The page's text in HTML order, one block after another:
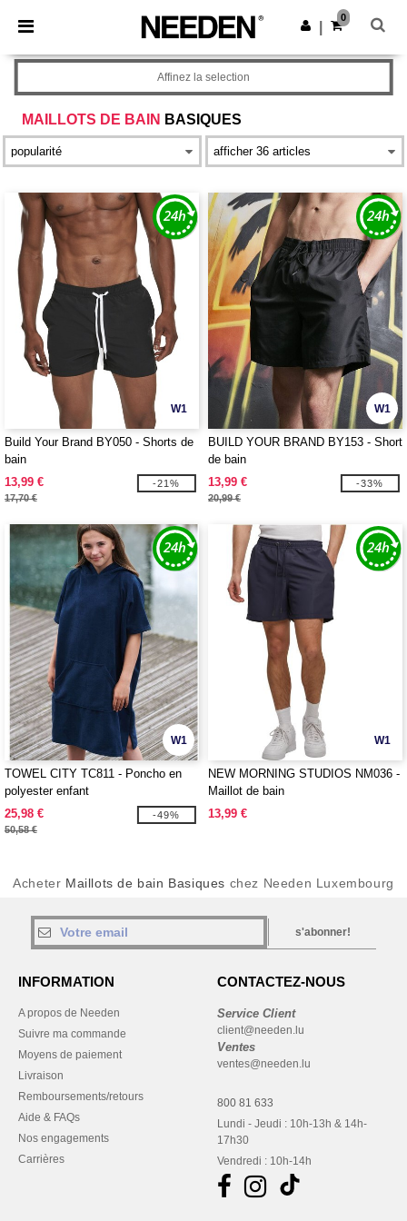
× Appli Needen
Meilleurs prix sur l’app !
Obtenir l'appli
0
MAILLOTS DE BAIN BASIQUES
Affinez la selection
W1
Build Your Brand BY050 - Shorts de
bain
13,99 €
17,70 €
-21%
W1
BUILD YOUR BRAND BY153 - Short
de bain
13,99 €
20,99 €
-33%
W1
TOWEL CITY TC811 - Poncho en
polyester enfant
25,98 €
50,58 €
-49%
W1
NEW MORNING STUDIOS NM036 -
Maillot de bain
13,99 €
Acheter Maillots de bain Basiques chez Needen Luxembourg
s'abonner!
INFORMATION
A propos de Needen
Suivre ma commande
Moyens de paiement
Livraison
Remboursements/retours
Aide & FAQs
Nos engagements
Carrières
CONTACTEZ-NOUS
Service Client
client@needen.lu
Ventes
ventes@needen.lu
800 81 633
Lundi - Jeudi : 10h-13h & 14h-
17h30
Vendredi : 10h-14h